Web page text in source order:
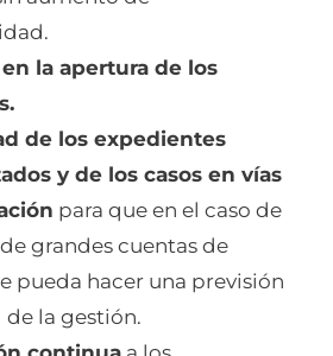
la apertura de los
de los expedientes
y de los casos en vías
para que en el caso de
grandes cuentas de
pueda hacer una previsión
la gestión.